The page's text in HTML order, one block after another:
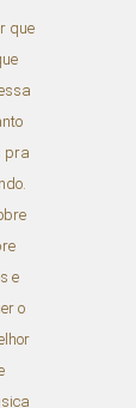
que
pra
e
o